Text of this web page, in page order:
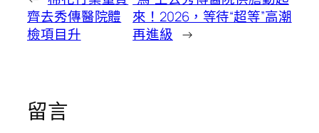
齊去秀傳醫院體
檢項目升
來！2026，等待“超等”高潮
再進級 →
留言